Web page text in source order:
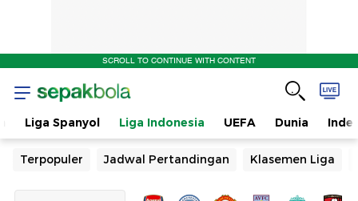
SCROLL TO CONTINUE WITH CONTENT
Liga Spanyol Liga Indonesia UEFA Dunia
Terpopuler Jadwal Pertandingan Klasemen Liga